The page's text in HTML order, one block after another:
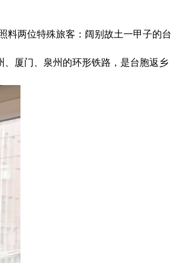
料两位特殊旅客：阔别故土一甲子的台
、厦门、泉州的环形铁路，是台胞返乡